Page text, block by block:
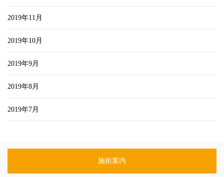
2019年11月
2019年10月
2019年9月
2019年8月
2019年7月
施術案内